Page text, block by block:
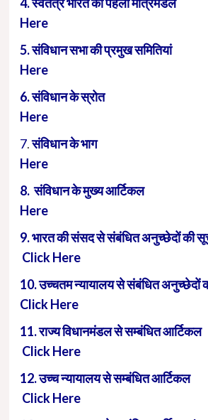
Here
5. संविधान सभा की प्रमुख
Here
6. संविधान के
Here
7.संविधान के भाग
Here
8. संविधान के मुख्य
Here
9. भारत की संसद से संबंधित अनुच्छेदों की
Click Here
10. उच्चतम न्यायालय से संबंधित
Click Here
11. राज्य विधानमंडल से
Click Here
12. उच्च न्यायालय से
Click Here